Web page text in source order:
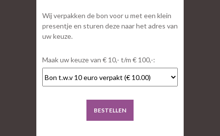
Wij verpakken de bon voor u met een klein
presentje en sturen deze naar het adres van
uw keuze.
Maak uw keuze van € 10,- t/m € 100,-:
BESTELLEN